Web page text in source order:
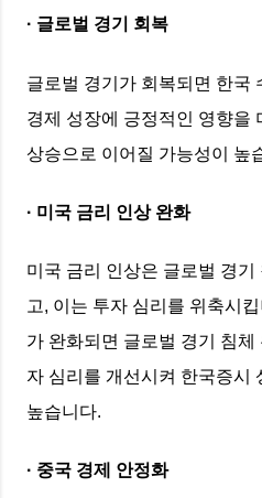
· 글로벌 경기 회복
글로벌 경기가 회복되면 한국
경제 성장에 긍정적인 영향을
상승으로 이어질 가능성이 높
· 미국 금리 인상 완화
미국 금리 인상은 글로벌 경
고, 이는 투자 심리를 위축시
가 완화되면 글로벌 경기 침
자 심리를 개선시켜 한국증시
높습니다.
· 중국 경제 안정화